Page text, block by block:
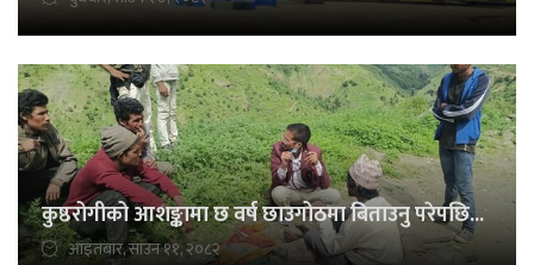
कुष्ठरोगीको आशङ्कामा छ वर्ष छाउगोठमा बिताउनु परेपछि...
आइतबार, साउन ११, २०८२